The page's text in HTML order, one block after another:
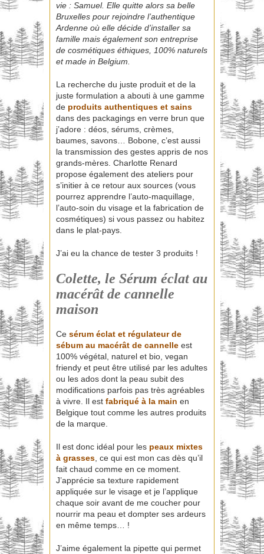
vie : Samuel. Elle quitte alors sa belle
Bruxelles pour rejoindre l’authentique
Ardenne où elle décide d’installer sa
famille mais également son entreprise
de cosmétiques éthiques, 100% naturels
et made in Belgium.
La recherche du juste produit et de la
juste formulation a abouti à une gamme
de produits authentiques et sains
dans des packagings en verre brun que
j’adore : déos, sérums, crèmes,
baumes, savons… Bobone, c’est aussi
la transmission des gestes appris de nos
grands-mères. Charlotte Renard
propose également des ateliers pour
s’initier à ce retour aux sources (vous
pourrez apprendre l’auto-maquillage,
l’auto-soin du visage et la fabrication de
cosmétiques) si vous passez ou habitez
dans le plat-pays.
J’ai eu la chance de tester 3 produits !
Colette, le Sérum éclat au
macérât de cannelle
maison
Ce sérum éclat et régulateur de
sébum au macérât de cannelle est
100% végétal, naturel et bio, vegan
friendy et peut être utilisé par les adultes
ou les ados dont la peau subit des
modifications parfois pas très agréables
à vivre. Il est fabriqué à la main en
Belgique tout comme les autres produits
de la marque.
Il est donc idéal pour les peaux mixtes
à grasses, ce qui est mon cas dès qu’il
fait chaud comme en ce moment.
J’apprécie sa texture rapidement
appliquée sur le visage et je l’applique
chaque soir avant de me coucher pour
nourrir ma peau et dompter ses ardeurs
en même temps… !
J’aime également la pipette qui permet